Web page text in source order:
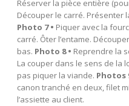
Réserver la pièce entière
Découper le carré. Présenter
Photo 7 • Piquer avec la
carré. Ôter l’entame.
bas. Photo 8 • Reprendre la
La couper dans le sens de la
pas piquer la viande. Photos
canon tranché en deux, filet
l’assiette au client.